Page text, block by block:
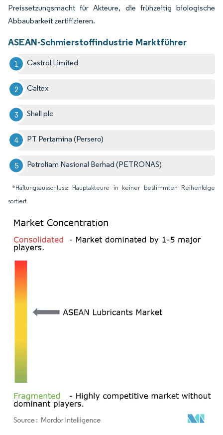
Preissetzungsmacht für Akteure, die frühzeitig biologische
Abbaubarkeit zertifizieren.
ASEAN-Schmierstoffindustrie Marktführer
Castrol Limited
Caltex
Shell plc
PT Pertamina (Persero)
Petroliam Nasional Berhad (PETRONAS)
*Haftungsausschluss: Hauptakteure in keiner bestimmten Reihenfolge
sortiert